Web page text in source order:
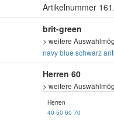
Artikelnummer
brit-green
> weitere
navy blue schwarz
Herren 60
> weitere
Herren
40 50 60 70